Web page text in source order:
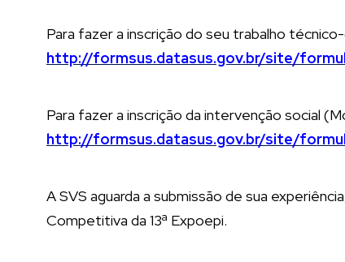
Para fazer a inscrição do seu trabalho
http://formsus.datasus.gov.br/site/
Para fazer a inscrição da intervenção social
http://formsus.datasus.gov.br/site/
A SVS aguarda a submissão de sua
Competitiva da 13ª Expoepi.